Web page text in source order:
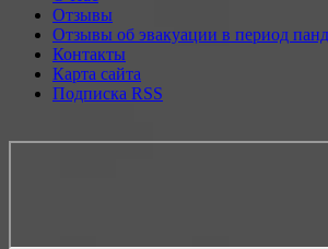
Отзывы
Отзывы об эвакуации в период
Контакты
Карта сайта
Подписка RSS